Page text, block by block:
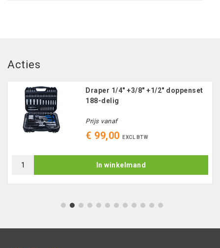
Acties
Draper 1/4" +3/8" +1/2" doppenset
188-delig
Prijs vanaf
€ 99,00 EXCL BTW
In winkelmand
1 2 3 4 5 6 7 8 9 10 11 12